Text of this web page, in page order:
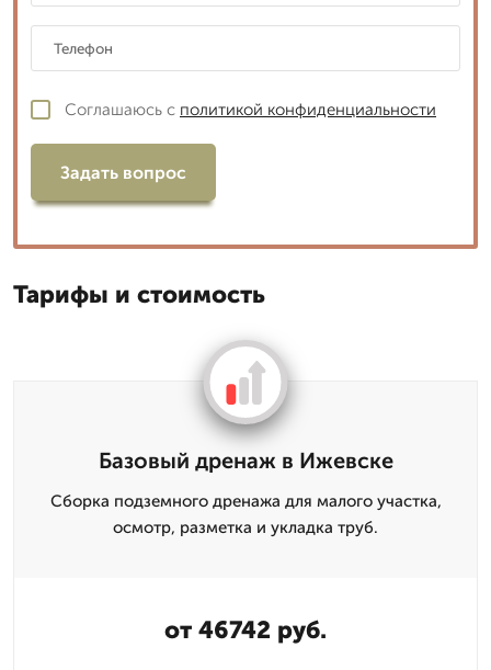
Соглашаюсь с политикой конфиденциальности
Задать вопрос
Тарифы и стоимость
Базовый дренаж в Ижевске
Сборка подземного дренажа для малого участка,
осмотр, разметка и укладка труб.
от 46742 руб.